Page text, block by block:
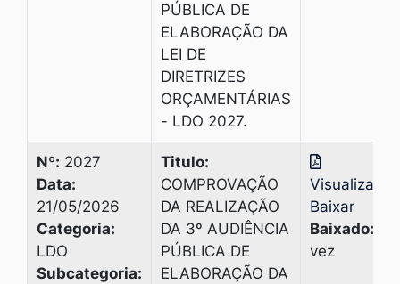
PÚBLICA DE
ELABORAÇÃO DA
LEI DE
DIRETRIZES
ORÇAMENTÁRIAS
- LDO 2027.
Nº: 2027
Data:
21/05/2026
Categoria:
LDO
Subcategoria:
Titulo:
COMPROVAÇÃO
DA REALIZAÇÃO
DA 3º AUDIÊNCIA
PÚBLICA DE
ELABORAÇÃO DA
Visualizar
Baixar
Baixado:
vez